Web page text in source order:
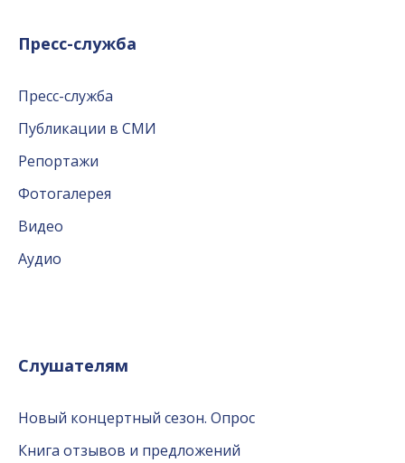
Пресс-служба
Пресс-служба
Публикации в СМИ
Репортажи
Фотогалерея
Видео
Аудио
Слушателям
Новый концертный сезон. Опрос
Книга отзывов и предложений